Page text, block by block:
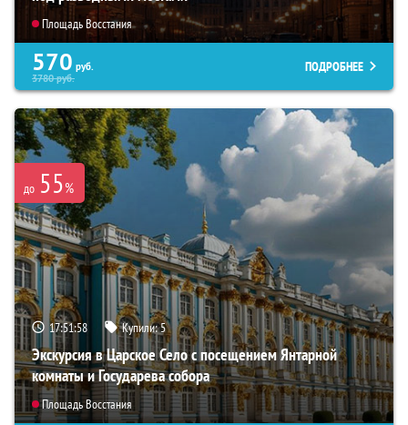
Площадь Восстания
570 руб.
3780руб.
ПОДРОБНЕЕ
до 55%
17:51:56 Купили:5
Экскурсия в Царское Село с посещением Янтарной
комнаты и Государева собора
Площадь Восстания